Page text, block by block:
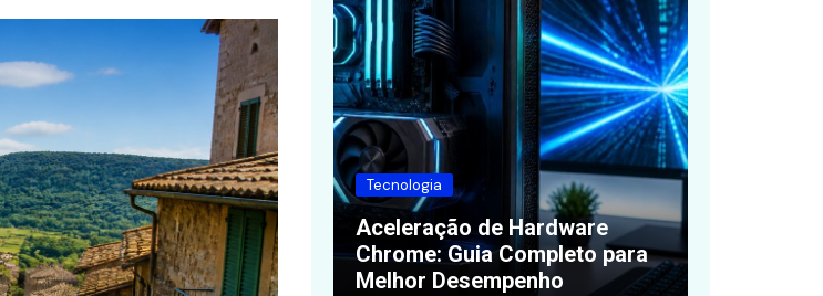
Curiosidades
Verem ou Virem? Guia Prático
para Não Errar Mais
Tecnologia
Aceleração de Hardware
Chrome: Guia Completo para
Melhor Desempenho